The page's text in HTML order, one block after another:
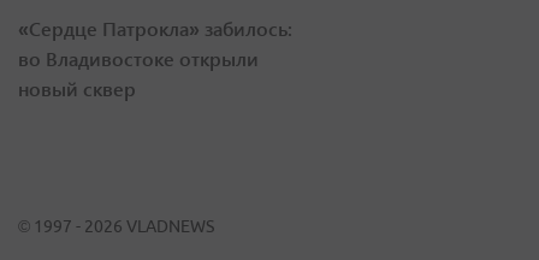
«Сердце Патрокла» забилось:
во Владивостоке открыли
новый сквер
© 1997 - 2026 VLADNEWS